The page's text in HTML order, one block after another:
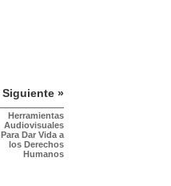
Siguiente »
Herramientas
Audiovisuales
Para Dar Vida a
los Derechos
Humanos